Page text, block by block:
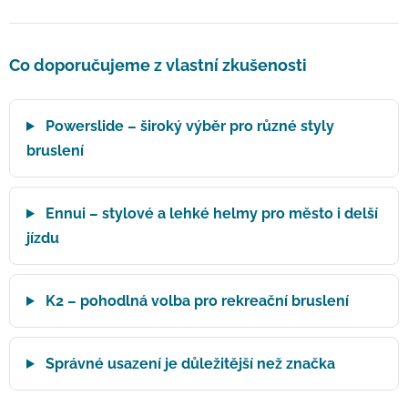
Co doporučujeme z vlastní zkušenosti
Powerslide – široký výběr pro různé styly
bruslení
Ennui – stylové a lehké helmy pro město i delší
jízdu
K2 – pohodlná volba pro rekreační bruslení
Správné usazení je důležitější než značka